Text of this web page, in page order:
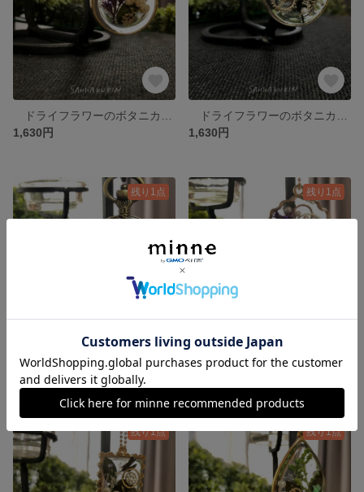
1,630円
1,630円
残り1点
ドライフラワーのボタニカルクリアレジン 【 金古美のバラ 】 L
1,630円
残り1点
1,630円
残り1点 残り1点